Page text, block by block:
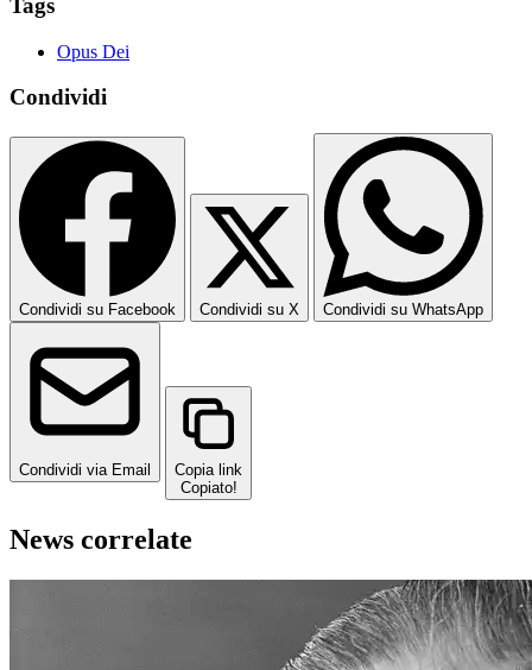
Tags
Opus Dei
Condividi
Condividi su Facebook Condividi su X Condividi su WhatsApp
Condividi via Email
Copia link
Copiato!
News correlate